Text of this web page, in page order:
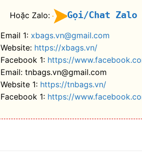
Hoặc Zalo: Gọi/Chat
Email 1: xbags.vn@gmail.com
Website: https://xbags.vn/
Facebook 1: https://
Email: tnbags.vn@gmail.com
Website 1: https://tnbags.vn/
Facebook 1: https://